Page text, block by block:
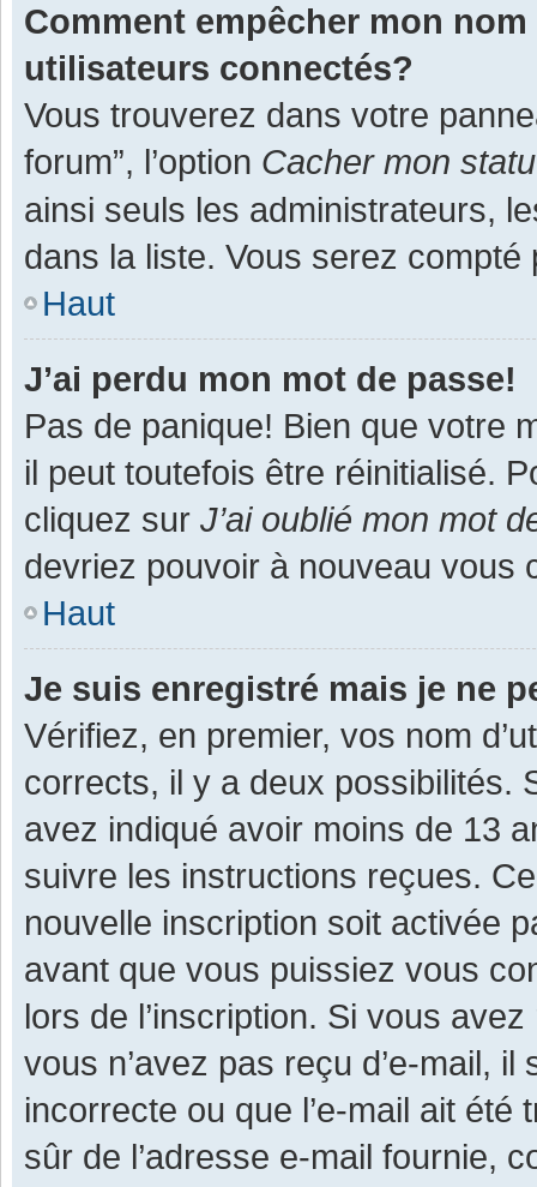
Comment empêcher mon
utilisateurs connectés?
Vous trouverez dans votre
forum”, l’option Cacher mon
ainsi seuls les administrateurs,
dans la liste. Vous serez
Haut
J’ai perdu mon mot de passe!
Pas de panique! Bien que votre
il peut toutefois être réinitialisé.
cliquez sur J’ai oublié mon mot
devriez pouvoir à nouveau vous
Haut
Je suis enregistré mais je ne
Vérifiez, en premier, vos nom
corrects, il y a deux possibilités.
avez indiqué avoir moins de 13
suivre les instructions reçues.
nouvelle inscription soit activée
avant que vous puissiez vous
lors de l’inscription. Si vous
vous n’avez pas reçu d’e-mail,
incorrecte ou que l’e-mail ait
sûr de l’adresse e-mail fournie,